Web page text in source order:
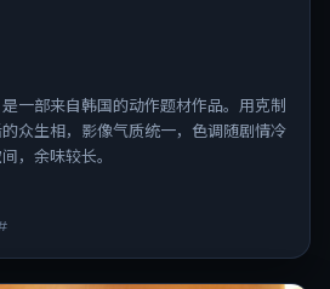
一部来自韩国的动作题材作品。用克制
众生相，影像气质统一，色调随剧情冷
，余味较长。